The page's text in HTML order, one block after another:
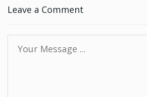
Leave a Comment